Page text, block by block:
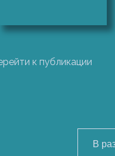
зависит от
Область нашего
В
к публикации